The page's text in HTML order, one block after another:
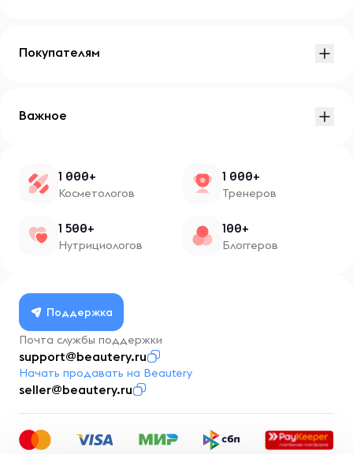
Покупателям
Важное
1 000+
Косметологов
1 000+
Тренеров
1 500+
Нутрициологов
100+
Блоггеров
Поддержка
Почта службы поддержки
support@beautery.ru
Начать продавать на Beautery
seller@beautery.ru